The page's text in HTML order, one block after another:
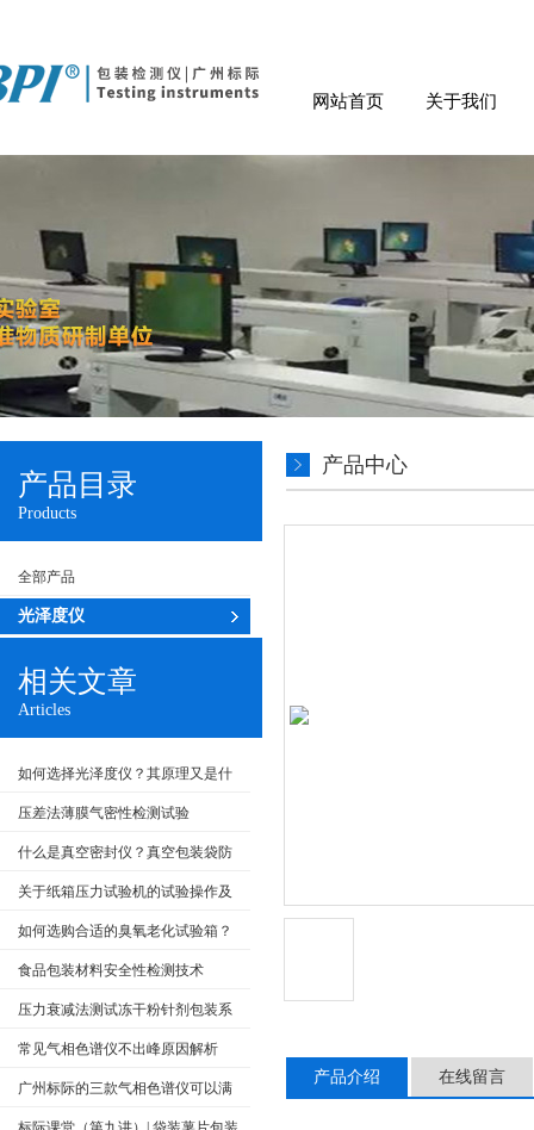
网站首页 关于我们
产品目录
Products
全部产品
光泽度仪
相关文章
Articles
如何选择光泽度仪？其原理又是什
么？压差法薄膜气密性检测试验
什么是真空密封仪？真空包装袋防
潮密封性能如何检测？
关于纸箱压力试验机的试验操作及
维护方面
如何选购合适的臭氧老化试验箱？
食品包装材料安全性检测技术
压力衰减法测试冻干粉针剂包装系
统的密封性
常见气相色谱仪不出峰原因解析
广州标际的三款气相色谱仪可以满
足您的许多需求
产品中心
产品介绍 在线留言